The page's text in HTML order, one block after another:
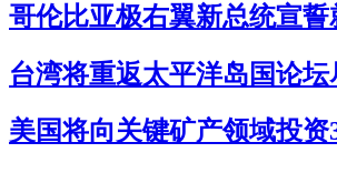
哥伦比亚极右翼新总统宣
台湾将重返太平洋岛国论
美国将向关键矿产领域投